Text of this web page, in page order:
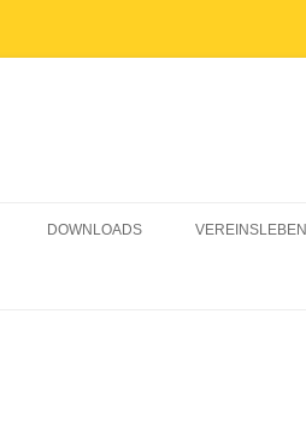
DOWNLOADS VEREINSLEBEN